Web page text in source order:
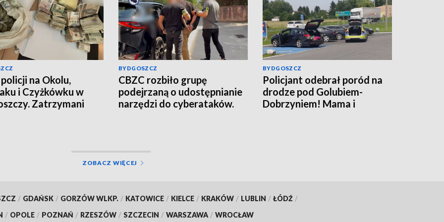
na Okolu,
i Czyżkówku w
Zatrzymani
BYDGOSZCZ
CBZC rozbiło grupę
podejrzaną o udostępnianie
narzędzi do cyberataków.
BYDGOSZCZ
Policjant odebrał poród na
drodze pod Golubiem-
Dobrzyniem! Mama i
ZOBACZ WIĘCEJ
/ GDAŃSK / GORZÓW WLKP. / KATOWICE / KIELCE / KRAKÓW / LUBLIN / ŁÓDŹ /
/ OPOLE / POZNAŃ / RZESZÓW / SZCZECIN / WARSZAWA / WROCŁAW